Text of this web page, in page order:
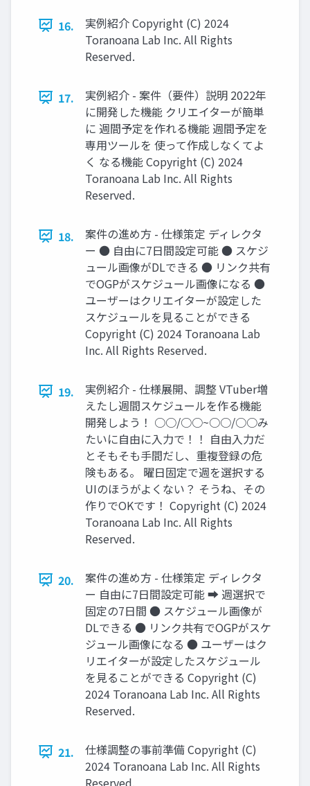
16.
実例紹介 Copyright (C) 2024
Toranoana Lab Inc. All Rights
Reserved.
17.
実例紹介 - 案件（要件）説明 2022年
に開発した機能 クリエイターが簡単
に 週間予定を作れる機能 週間予定を
専用ツールを 使って作成しなくてよ
く なる機能 Copyright (C) 2024
Toranoana Lab Inc. All Rights
Reserved.
18.
案件の進め方 - 仕様策定 ディレクタ
ー ● 自由に7日間設定可能 ● スケジ
ュール画像がDLできる ● リンク共有
でOGPがスケジュール画像になる ●
ユーザーはクリエイターが設定した
スケジュールを見ることができる
Copyright (C) 2024 Toranoana Lab
Inc. All Rights Reserved.
19.
実例紹介 - 仕様展開、調整 VTuber増
えたし週間スケジュールを作る機能
開発しよう！ ○○/○○~○○/○○み
たいに自由に入力で！！ 自由入力だ
とそもそも手間だし、重複登録の危
険もある。 曜日固定で週を選択する
UIのほうがよくない？ そうね、その
作りでOKです！ Copyright (C) 2024
Toranoana Lab Inc. All Rights
Reserved.
20.
案件の進め方 - 仕様策定 ディレクタ
ー 自由に7日間設定可能 ➡ 週選択で
固定の7日間 ● スケジュール画像が
DLできる ● リンク共有でOGPがスケ
ジュール画像になる ● ユーザーはク
リエイターが設定したスケジュール
を見ることができる Copyright (C)
2024 Toranoana Lab Inc. All Rights
Reserved.
21.
仕様調整の事前準備 Copyright (C)
2024 Toranoana Lab Inc. All Rights
Reserved.